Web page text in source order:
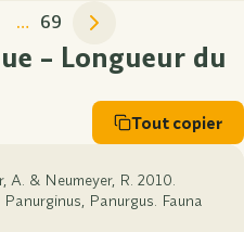
… 69
– Longueur du
Tout copier
A. & Neumeyer, R. 2010.
Panurgus. Fauna